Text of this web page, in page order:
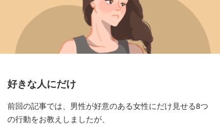
好きな人にだけ
前回の記事では、男性が好意のある女性にだけ見せる8つ
の行動をお教えしましたが、